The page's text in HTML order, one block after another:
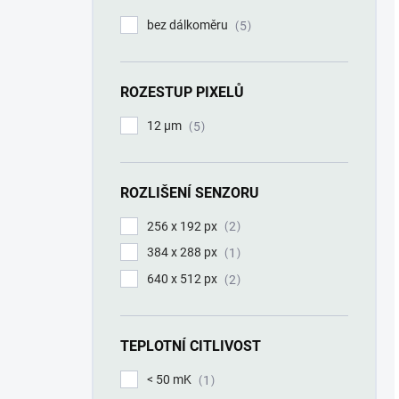
bez dálkoměru 5
ROZESTUP PIXELŮ
12 µm 5
ROZLIŠENÍ SENZORU
256 x 192 px
2
384 x 288 px
1
640 x 512 px
2
TEPLOTNÍ CITLIVOST
< 50 mK 1